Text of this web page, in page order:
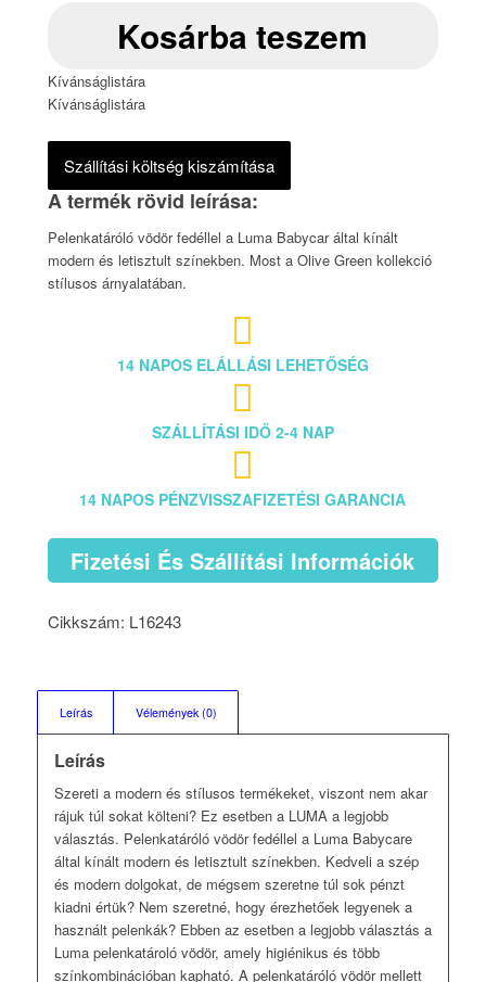
Pelenkatáróló vödör fedéllel a Luma Babycar által kínált
modern és letisztult színekben. Most a Olive Green kollekció
stílusos árnyalatában.
Kosárba teszem
Kívánságlistára
Kívánságlistára
Szállítási költség kiszámítása

14 NAPOS ELÁLLÁSI LEHETŐSÉG

SZÁLLÍTÁSI IDŐ 2-4 NAP

14 NAPOS PÉNZVISSZAFIZETÉSI GARANCIA
Fizetési És Szállítási Információk
Cikkszám: L16243
Leírás Vélemények (0)
Leírás
Szereti a modern és stílusos termékeket, viszont nem akar
rájuk túl sokat költeni? Ez esetben a LUMA a legjobb
választás. Pelenkatáróló vödör fedéllel a Luma Babycare
által kínált modern és letisztult színekben. Kedveli a szép
és modern dolgokat, de mégsem szeretne túl sok pénzt
kiadni értük? Nem szeretné, hogy érezhetőek legyenek a
használt pelenkák? Ebben az esetben a legjobb választás a
Luma pelenkatároló vödör, amely higiénikus és több
színkombinációban kapható. A pelenkatáróló vödör mellett